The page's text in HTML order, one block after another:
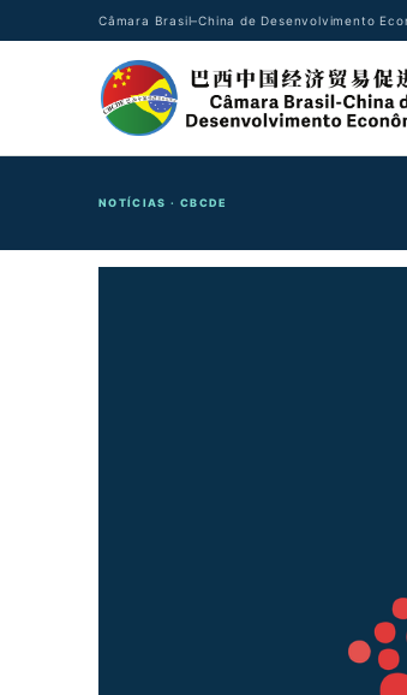
Câmara Brasil–China de Desenvolvimento
NOTÍCIAS · CBCDE